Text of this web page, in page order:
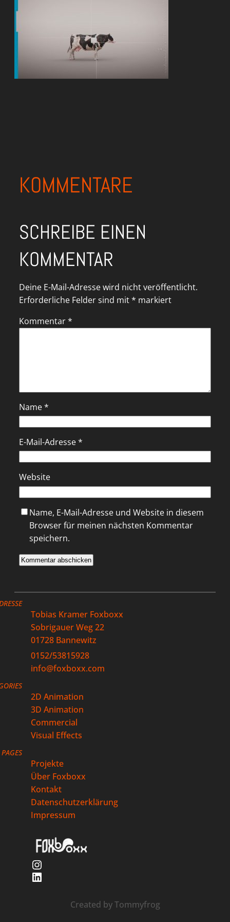
KOMMENTARE
SCHREIBE EINEN
KOMMENTAR
Deine E-Mail-Adresse wird nicht veröffentlicht.
Erforderliche Felder sind mit* markiert
Kommentar*
Name*
E-Mail-Adresse*
Website
Name, E-Mail-Adresse und Website in diesem
Browser für meinen nächsten Kommentar
speichern.
Tobias Kramer Foxboxx
Sobrigauer Weg 22
01728 Bannewitz
0152/53815928
info@foxboxx.com
2D Animation
3D Animation
Commercial
Visual Effects
PAGES
Projekte
Über Foxboxx
Kontakt
Datenschutzerklärung
Impressum
Instagram
LinkedIn
Created byTommyfrog